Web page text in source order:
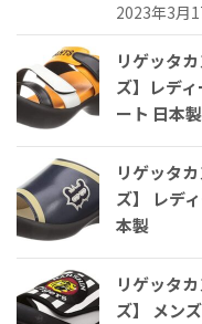
2023年3月
リゲッタ
ズ】レデ
ート 日本製
リゲッタ
ズ】 レデ
本製
リゲッタ
ズ】 メン